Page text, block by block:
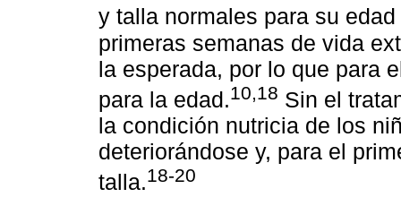
y talla normales para su
primeras semanas de vida
la esperada, por lo que para
para la edad.10,18 Sin el
la condición nutricia de los
deteriorándose y, para el
talla.18-20